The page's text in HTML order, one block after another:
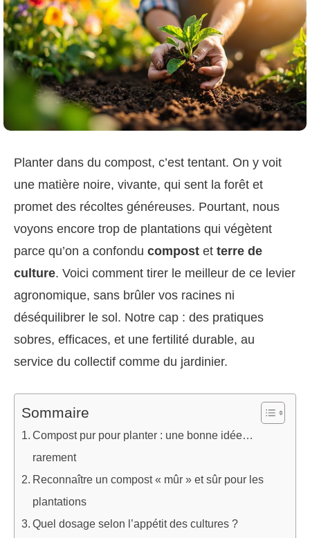
Planter dans du compost, c’est tentant. On y voit
une matière noire, vivante, qui sent la forêt et
promet des récoltes généreuses. Pourtant, nous
voyons encore trop de plantations qui végètent
parce qu’on a confondu compost et terre de
culture. Voici comment tirer le meilleur de ce levier
agronomique, sans brûler vos racines ni
déséquilibrer le sol. Notre cap : des pratiques
sobres, efficaces, et une fertilité durable, au
service du collectif comme du jardinier.
Sommaire
Compost pur pour planter : une bonne idée…
rarement
Reconnaître un compost « mûr » et sûr pour les
plantations
Quel dosage selon l’appétit des cultures ?